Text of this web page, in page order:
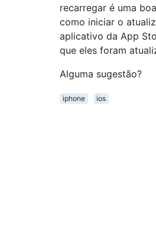
recarregar é uma
como iniciar o
aplicativo da App
que eles foram
Alguma sugestão?
iphone
ios